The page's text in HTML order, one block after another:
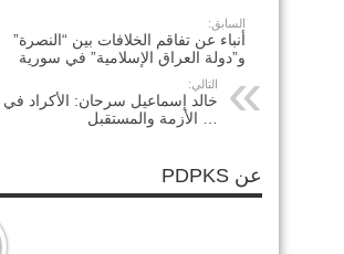
السابق:
أنباء عن تفاقم الخلافات بين “النصرة”
و”دولة العراق الإسلامية” في سورية
التالي:
خالد إسماعيل سرحان: الأكراد
… الأزمة والمستقبل
عن PDPKS